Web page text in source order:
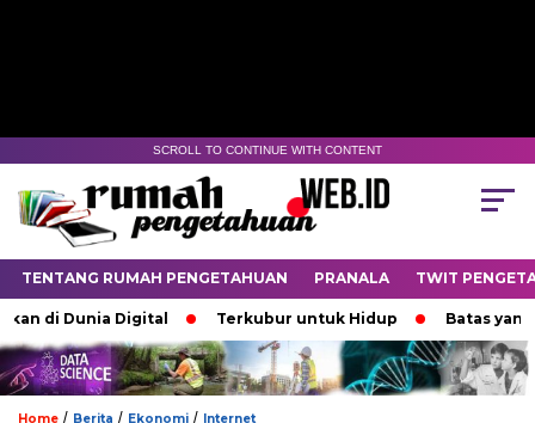
SCROLL TO CONTINUE WITH CONTENT
TENTANG RUMAH PENGETAHUAN PRANALA TWIT
Dunia Digital Terkubur untuk Hidup Batas yang
Home / Berita / Ekonomi / Internet